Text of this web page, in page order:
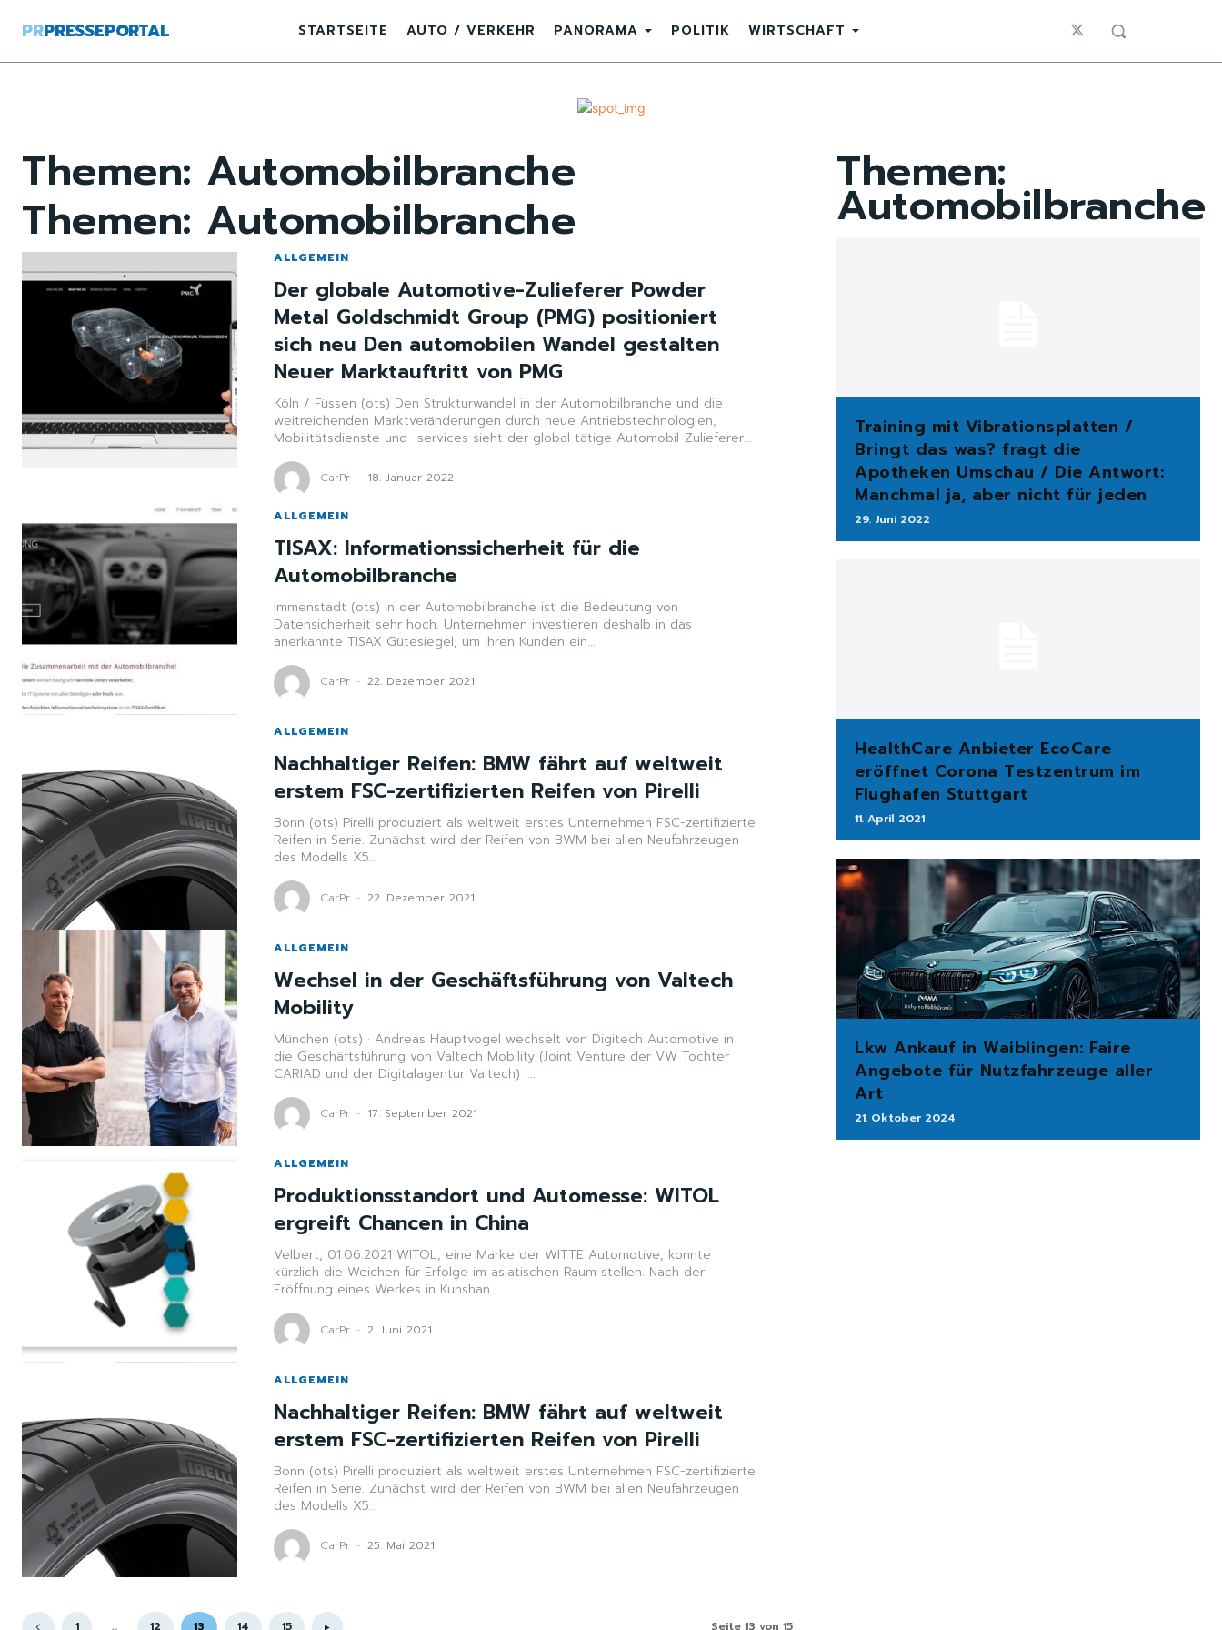
PRPRESSEPORTAL STARTSEITE AUTO / VERKEHR PANORAMA POLITIK WIRTSCHAFT
Themen: Automobilbranche
Themen: Automobilbranche
ALLGEMEIN
Der globale Automotive-Zulieferer Powder
Metal Goldschmidt Group (PMG) positioniert
sich neu Den automobilen Wandel gestalten
Neuer Marktauftritt von PMG
Köln / Füssen (ots) Den Strukturwandel in der Automobilbranche und die
weitreichenden Marktveränderungen durch neue Antriebstechnologien,
Mobilitätsdienste und -services sieht der global tätige Automobil-Zulieferer...
CarPr - 18. Januar 2022
ALLGEMEIN
TISAX: Informationssicherheit für die
Automobilbranche
Immenstadt (ots) In der Automobilbranche ist die Bedeutung von
Datensicherheit sehr hoch. Unternehmen investieren deshalb in das
anerkannte TISAX Gütesiegel, um ihren Kunden ein...
CarPr - 22. Dezember 2021
ALLGEMEIN
Nachhaltiger Reifen: BMW fährt auf weltweit
erstem FSC-zertifizierten Reifen von Pirelli
Bonn (ots) Pirelli produziert als weltweit erstes Unternehmen FSC-zertifizierte
Reifen in Serie. Zunächst wird der Reifen von BWM bei allen Neufahrzeugen
des Modells X5...
CarPr - 22. Dezember 2021
ALLGEMEIN
Wechsel in der Geschäftsführung von Valtech
Mobility
München (ots) · Andreas Hauptvogel wechselt von Digitech Automotive in
die Geschäftsführung von Valtech Mobility (Joint Venture der VW Tochter
CARIAD und der Digitalagentur Valtech) ·...
CarPr - 17. September 2021
ALLGEMEIN
Produktionsstandort und Automesse: WITOL
ergreift Chancen in China
Velbert, 01.06.2021 WITOL, eine Marke der WITTE Automotive, konnte
kürzlich die Weichen für Erfolge im asiatischen Raum stellen. Nach der
Eröffnung eines Werkes in Kunshan...
CarPr - 2. Juni 2021
ALLGEMEIN
Nachhaltiger Reifen: BMW fährt auf weltweit
erstem FSC-zertifizierten Reifen von Pirelli
Bonn (ots) Pirelli produziert als weltweit erstes Unternehmen FSC-zertifizierte
Reifen in Serie. Zunächst wird der Reifen von BWM bei allen Neufahrzeugen
des Modells X5...
CarPr - 25. Mai 2021
Themen:
Automobilbranche
Training mit Vibrationsplatten /
Bringt das was? fragt die
Apotheken Umschau / Die Antwort:
Manchmal ja, aber nicht für jeden
29. Juni 2022
HealthCare Anbieter EcoCare
eröffnet Corona Testzentrum im
Flughafen Stuttgart
11. April 2021
Lkw Ankauf in Waiblingen: Faire
Angebote für Nutzfahrzeuge aller
Art
21. Oktober 2024